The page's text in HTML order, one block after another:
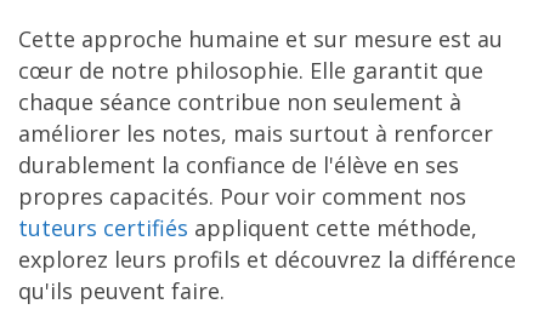
Cette approche humaine et sur mesure est au
cœur de notre philosophie. Elle garantit que
chaque séance contribue non seulement à
améliorer les notes, mais surtout à renforcer
durablement la confiance de l'élève en ses
propres capacités. Pour voir comment nos
tuteurs certifiés appliquent cette méthode,
explorez leurs profils et découvrez la différence
qu'ils peuvent faire.